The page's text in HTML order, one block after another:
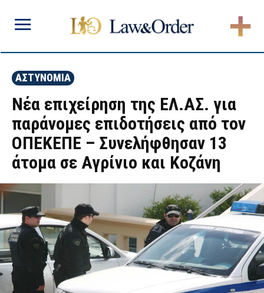
ΑΣΤΥΝΟΜΙΑ
Νέα επιχείρηση της ΕΛ.ΑΣ. για
παράνομες επιδοτήσεις από τον
ΟΠΕΚΕΠΕ – Συνελήφθησαν 13
άτομα σε Αγρίνιο και Κοζάνη